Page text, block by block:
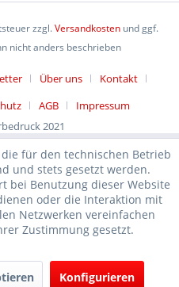
zzgl.Versandkosten und ggf.
nicht anders beschrieben
Über uns
Kontakt
AGB
Impressum
2021
für den technischen Betrieb
und stets gesetzt werden.
bei Benutzung dieser Website
oder die Interaktion mit
Netzwerken vereinfachen
Zustimmung gesetzt.
Konfigurieren